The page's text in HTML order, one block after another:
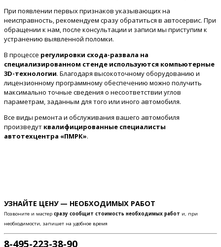
При появлении первых признаков указывающих на
неисправность, рекомендуем сразу обратиться в автосервис. При
обращении к нам, после консультации и записи мы приступим к
устранению выявленной поломки.
В процессе регулировки схода-развала на
специализированном стенде используются компьютерные
3D-технологии. Благодаря высокоточному оборудованию и
лицензионному программному обеспечению можно получить
максимально точные сведения о несоответствии углов
параметрам, заданным для того или иного автомобиля.
Все виды ремонта и обслуживания вашего автомобиля
произведут квалифицированные специалисты
автотехцентра «ПМРК».
УЗНАЙТЕ ЦЕНУ — НЕОБХОДИМЫХ РАБОТ
Позвоните и мастер сразу сообщит стоимость необходимых работ и, при
необходимости, запишет на удобное время
8-495-223-38-90